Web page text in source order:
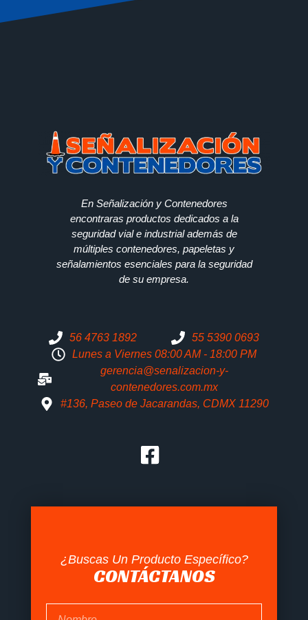
En Señalización y Contenedores
encontraras productos dedicados a la
seguridad vial e industrial además de
múltiples contenedores, papeletas y
señalamientos esenciales para la seguridad
de su empresa.
56 4763 1892
55 5390 0693
Lunes a Viernes 08:00 AM - 18:00 PM
gerencia@senalizacion-y-
contenedores.com.mx
#136, Paseo de Jacarandas, CDMX 11290
¿Buscas Un Producto Específico?
CONTÁCTANOS